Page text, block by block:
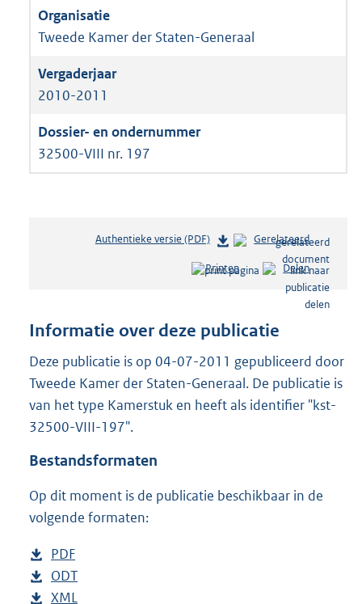
Tweede Kamer der Staten-Generaal
2010-2011
32500-VIII nr. 197
Authentieke versie (PDF)b
s
d
s
r
o
:
Gerelateerd
Printen Delen
Informatie over deze publicatie
Deze publicatie is op 04-07-2011 gepubliceerd door
Tweede Kamer der Staten-Generaal. De publicatie is
van het type Kamerstuk en heeft als identifier "kst-
32500-VIII-197".
Bestandsformaten
Op dit moment is de publicatie beschikbaar in de
volgende formaten:
D
o
w
PDF
e
s
D
o
ODT
D
XML